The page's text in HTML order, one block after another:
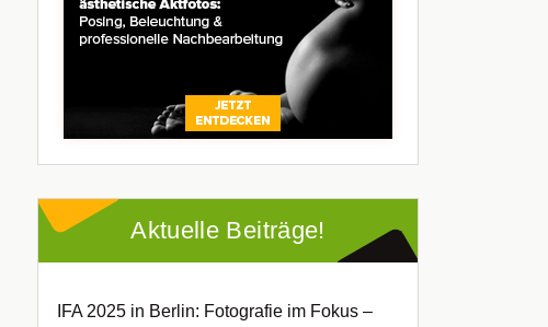
Aktuelle Beiträge!
IFA 2025 in Berlin: Fotografie im Fokus –